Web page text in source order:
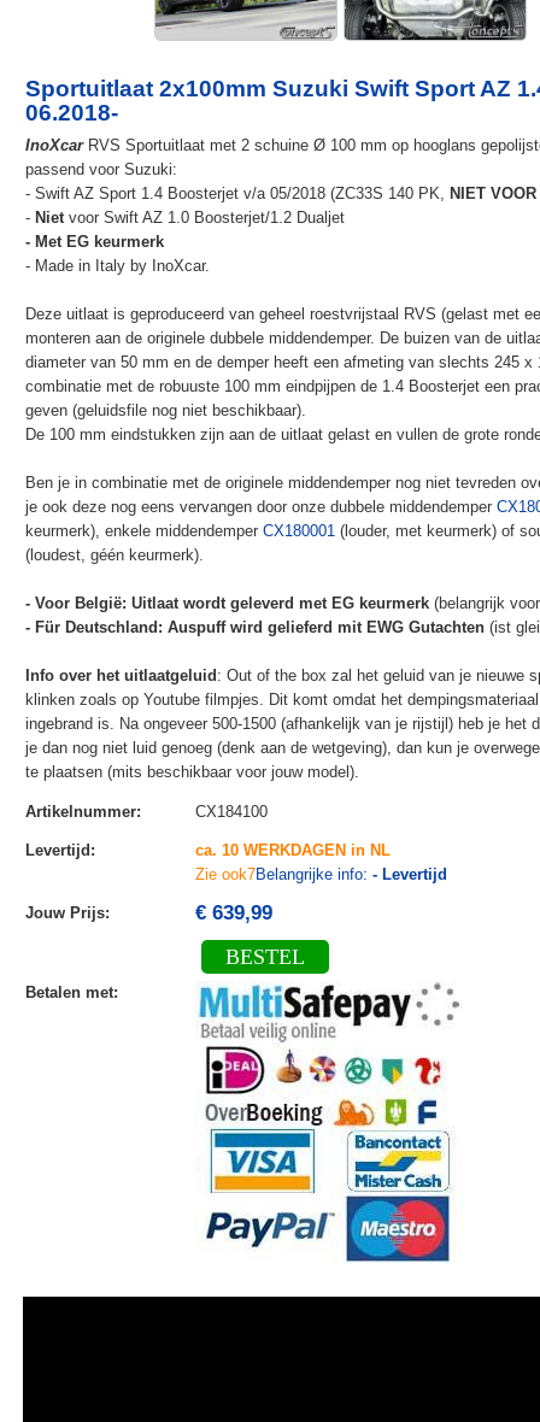
Sportuitlaat 2x100mm Suzuki Swift Sport AZ
06.2018-
InoXcarRVS Sportuitlaat met 2 schuine Ø 100 mm op hooglans
passend voor Suzuki:
- Swift AZ Sport 1.4 Boosterjet v/a 05/2018 (ZC33S 140 PK, NIET
- Nietvoor Swift AZ 1.0 Boosterjet/1.2 Dualjet
- Met EG keurmerk
- Made in Italy by InoXcar.
Deze uitlaat is geproduceerd van geheel roestvrijstaal RVS (gelast met
monteren aan de originele dubbele middendemper. De buizen van de
diameter van 50 mm en de demper heeft een afmeting van slechts 245 x
combinatie met de robuuste 100 mm eindpijpen de 1.4 Boosterjet een
geven (geluidsfile nog niet beschikbaar).
De 100 mm eindstukken zijn aan de uitlaat gelast en vullen de grote
Ben je in combinatie met de originele middendemper nog niet tevreden
je ook deze nog eens vervangen door onze dubbele middendemper
keurmerk), enkele middendemper CX180001 (louder, met keurmerk) of
(loudest, géén keurmerk).
- Voor België: Uitlaat wordt geleverd met EG keurmerk(belangrijk
- Für Deutschland: Auspuff wird gelieferd mit EWG Gutachten(ist
Info over het uitlaatgeluid: Out of the box zal het geluid van je nieuwe
klinken zoals op Youtube filmpjes. Dit komt omdat het
ingebrand is. Na ongeveer 500-1500 (afhankelijk van je rijstijl) heb je het
je dan nog niet luid genoeg (denk aan de wetgeving), dan kun je
te plaatsen (mits beschikbaar voor jouw model).
Artikelnummer: CX184100
Levertijd:
ca. 10 WERKDAGEN in NL
Zie ook7Belangrijke info: - Levertijd
Jouw Prijs: € 639,99
BESTEL
Betalen met: